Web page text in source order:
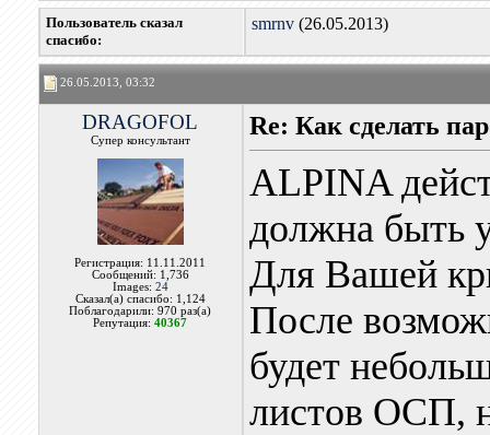
Пользователь сказал
cпасибо:
smrnv(26.05.2013)
26.05.2013, 03:32
DRAGOFOL
Супер консультант
Регистрация: 11.11.2011
Сообщений: 1,736
Images: 24
Сказал(а) спасибо: 1,124
Поблагодарили: 970 раз(а)
Репутация:40367
Re: Как сделать
ALPINA
должна быть
Для Вашей
После
будет
листов ОСП,